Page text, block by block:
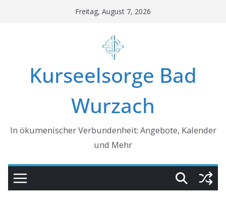
Freitag, August 7, 2026
Kurseelsorge Bad
Wurzach
In ökumenischer Verbundenheit: Angebote, Kalender
und Mehr